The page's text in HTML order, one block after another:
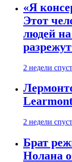
«Я
Этот
людей на
2 недели
2 недели
Брат
Нолана